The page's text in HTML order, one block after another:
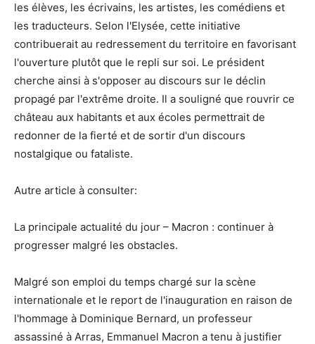
les élèves, les écrivains, les artistes, les comédiens et
les traducteurs. Selon l'Elysée, cette initiative
contribuerait au redressement du territoire en favorisant
l'ouverture plutôt que le repli sur soi. Le président
cherche ainsi à s'opposer au discours sur le déclin
propagé par l'extrême droite. Il a souligné que rouvrir ce
château aux habitants et aux écoles permettrait de
redonner de la fierté et de sortir d'un discours
nostalgique ou fataliste.
Autre article à consulter:
La principale actualité du jour – Macron : continuer à
progresser malgré les obstacles.
Malgré son emploi du temps chargé sur la scène
internationale et le report de l'inauguration en raison de
l'hommage à Dominique Bernard, un professeur
assassiné à Arras, Emmanuel Macron a tenu à justifier